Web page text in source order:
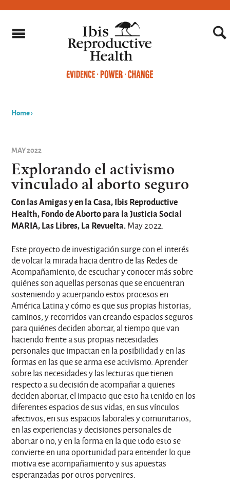
are
here
Home›
MAY 2022
Explorando el activismo
vinculado al aborto seguro
Con las Amigas y en la Casa, Ibis Reproductive
Health, Fondo de Aborto para la Justicia Social
MARIA, Las Libres, La Revuelta.May 2022.
Este proyecto de investigación surge con el interés
de volcar la mirada hacia dentro de las Redes de
Acompañamiento, de escuchar y conocer más sobre
quiénes son aquellas personas que se encuentran
sosteniendo y acuerpando estos procesos en
América Latina y cómo es que sus propias historias,
caminos, y recorridos van creando espacios seguros
para quiénes deciden abortar, al tiempo que van
haciendo frente a sus propias necesidades
personales que impactan en la posibilidad y en las
formas en las que se arma ese activismo. Aprender
sobre las necesidades y las lecturas que tienen
respecto a su decisión de acompañar a quienes
deciden abortar, el impacto que esto ha tenido en los
diferentes espacios de sus vidas, en sus vínculos
afectivos, en sus espacios laborales y comunitarios,
en las experiencias y decisiones personales de
abortar o no, y en la forma en la que todo esto se
convierte en una oportunidad para entender lo que
motiva ese acompañamiento y sus apuestas
esperanzadas por otros porvenires.